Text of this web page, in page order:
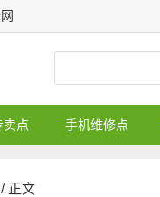
卖点 手机维修点
/ 正文